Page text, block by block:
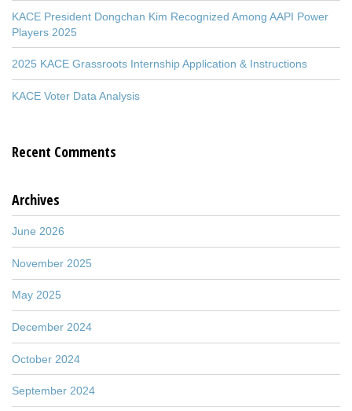
KACE President Dongchan Kim Recognized Among AAPI Power
Players 2025
2025 KACE Grassroots Internship Application & Instructions
KACE Voter Data Analysis
Recent Comments
Archives
June 2026
November 2025
May 2025
December 2024
October 2024
September 2024